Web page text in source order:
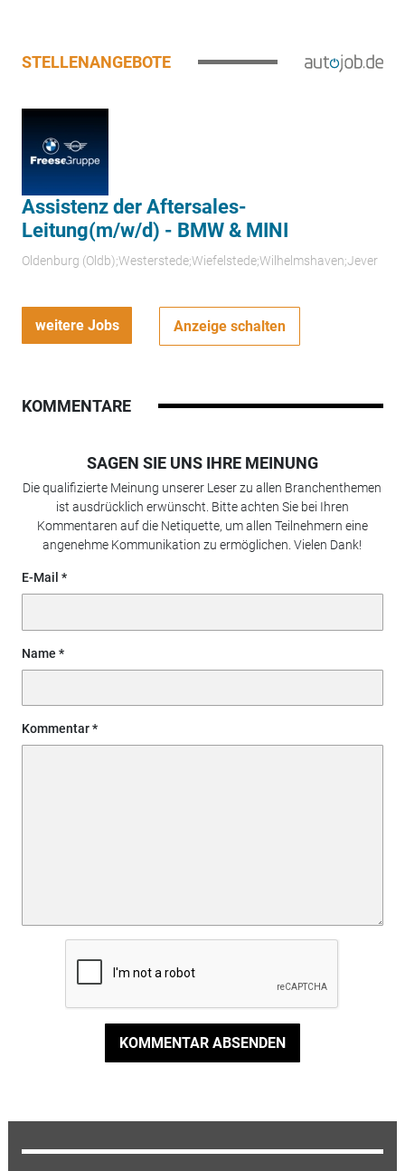
STELLENANGEBOTE
Assistenz der Aftersales-
Leitung(m/w/d) - BMW & MINI
Oldenburg (Oldb);Westerstede;Wiefelstede;Wilhelmshaven;Jever
weitere Jobs Anzeige schalten
KOMMENTARE
SAGEN SIE UNS IHRE MEINUNG
Die qualifizierte Meinung unserer Leser zu allen Branchenthemen
ist ausdrücklich erwünscht. Bitte achten Sie bei Ihren
Kommentaren auf die Netiquette, um allen Teilnehmern eine
angenehme Kommunikation zu ermöglichen. Vielen Dank!
E-Mail
Name
Kommentar
KOMMENTAR ABSENDEN